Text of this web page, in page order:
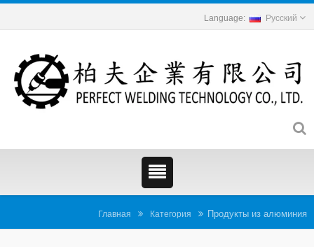
Русский
Главная Категория Продукты из алюминия